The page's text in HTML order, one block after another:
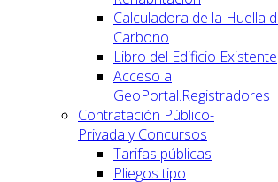
Calculadora de la Huella
Carbono
Libro del Edificio Existente
Acceso a
GeoPortal.Registradores
Contratación Público-
Privada y Concursos
Tarifas públicas
Pliegos tipo